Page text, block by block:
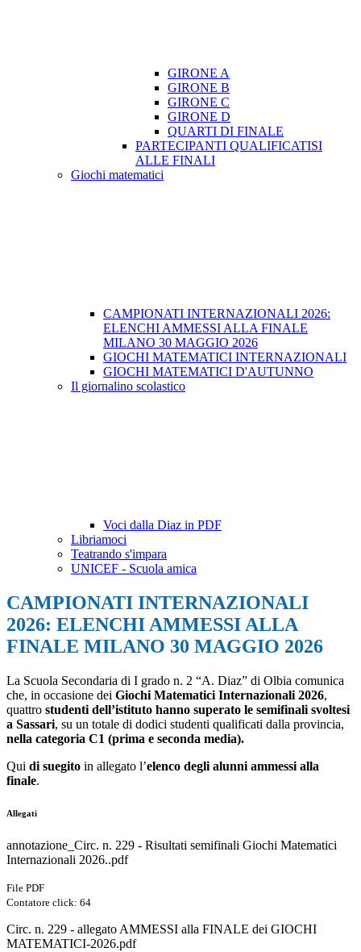
GIRONE A
GIRONE B
GIRONE C
GIRONE D
QUARTI DI FINALE
PARTECIPANTI QUALIFICATISI
ALLE FINALI
Giochi matematici
CAMPIONATI INTERNAZIONALI 2026:
ELENCHI AMMESSI ALLA FINALE
MILANO 30 MAGGIO 2026
GIOCHI MATEMATICI INTERNAZIONALI
GIOCHI MATEMATICI D'AUTUNNO
Il giornalino scolastico
Voci dalla Diaz in PDF
Libriamoci
Teatrando s'impara
UNICEF - Scuola amica
CAMPIONATI INTERNAZIONALI
2026: ELENCHI AMMESSI ALLA
FINALE MILANO 30 MAGGIO 2026
La Scuola Secondaria di I grado n. 2 “A. Diaz” di Olbia comunica
che, in occasione dei Giochi Matematici Internazionali 2026,
quattro studenti dell’istituto hanno superato le semifinali svoltesi
a Sassari, su un totale di dodici studenti qualificati dalla provincia,
nella categoria C1 (prima e seconda media).
Qui di suegito in allegato l’elenco degli alunni ammessi alla
finale.
Allegati
annotazione_Circ. n. 229 - Risultati semifinali Giochi Matematici
Internazionali 2026..pdf
File PDF
Contatore click: 64
Circ. n. 229 - allegato AMMESSI alla FINALE dei GIOCHI
MATEMATICI-2026.pdf